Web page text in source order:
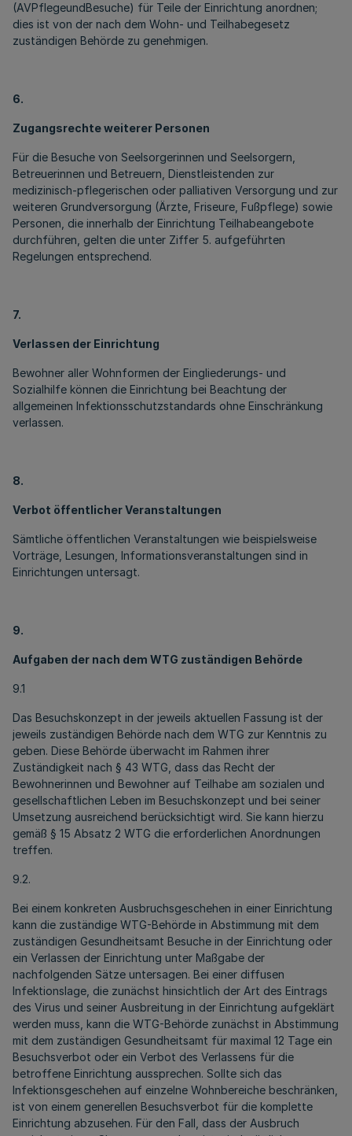
(AVPflegeundBesuche) für Teile der Einrichtung anordnen;
dies ist von der nach dem Wohn- und Teilhabegesetz
zuständigen Behörde zu genehmigen.
6.
Zugangsrechte weiterer Personen
Für die Besuche von Seelsorgerinnen und Seelsorgern,
Betreuerinnen und Betreuern, Dienstleistenden zur
medizinisch-pflegerischen oder palliativen Versorgung und zur
weiteren Grundversorgung (Ärzte, Friseure, Fußpflege) sowie
Personen, die innerhalb der Einrichtung Teilhabeangebote
durchführen, gelten die unter Ziffer 5. aufgeführten
Regelungen entsprechend.
7.
Verlassen der Einrichtung
Bewohner aller Wohnformen der Eingliederungs- und
Sozialhilfe können die Einrichtung bei Beachtung der
allgemeinen Infektionsschutzstandards ohne Einschränkung
verlassen.
8.
Verbot öffentlicher Veranstaltungen
Sämtliche öffentlichen Veranstaltungen wie beispielsweise
Vorträge, Lesungen, Informationsveranstaltungen sind in
Einrichtungen untersagt.
9.
Aufgaben der nach dem WTG zuständigen Behörde
9.1
Das Besuchskonzept in der jeweils aktuellen Fassung ist der
jeweils zuständigen Behörde nach dem WTG zur Kenntnis zu
geben. Diese Behörde überwacht im Rahmen ihrer
Zuständigkeit nach § 43 WTG, dass das Recht der
Bewohnerinnen und Bewohner auf Teilhabe am sozialen und
gesellschaftlichen Leben im Besuchskonzept und bei seiner
Umsetzung ausreichend berücksichtigt wird. Sie kann hierzu
gemäß § 15 Absatz 2 WTG die erforderlichen Anordnungen
treffen.
9.2.
Bei einem konkreten Ausbruchsgeschehen in einer Einrichtung
kann die zuständige WTG-Behörde in Abstimmung mit dem
zuständigen Gesundheitsamt Besuche in der Einrichtung oder
ein Verlassen der Einrichtung unter Maßgabe der
nachfolgenden Sätze untersagen. Bei einer diffusen
Infektionslage, die zunächst hinsichtlich der Art des Eintrags
des Virus und seiner Ausbreitung in der Einrichtung aufgeklärt
werden muss, kann die WTG-Behörde zunächst in Abstimmung
mit dem zuständigen Gesundheitsamt für maximal 12 Tage ein
Besuchsverbot oder ein Verbot des Verlassens für die
betroffene Einrichtung aussprechen. Sollte sich das
Infektionsgeschehen auf einzelne Wohnbereiche beschränken,
ist von einem generellen Besuchsverbot für die komplette
Einrichtung abzusehen. Für den Fall, dass der Ausbruch